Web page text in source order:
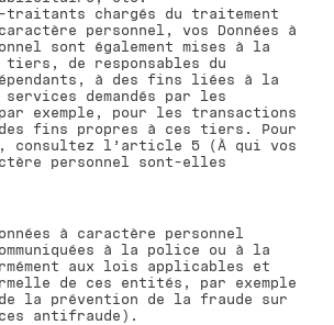
traitants chargés du traitement
personnel, vos Données à
sont également mises à la
de responsables du
à des fins liées à la
demandés par les
exemple, pour les transactions
fins propres à ces tiers. Pour
consultez l’article 5 (À qui vos
personnel sont-elles
à caractère personnel
à la police ou à la
aux lois applicables et
de ces entités, par exemple
la prévention de la fraude sur
antifraude).